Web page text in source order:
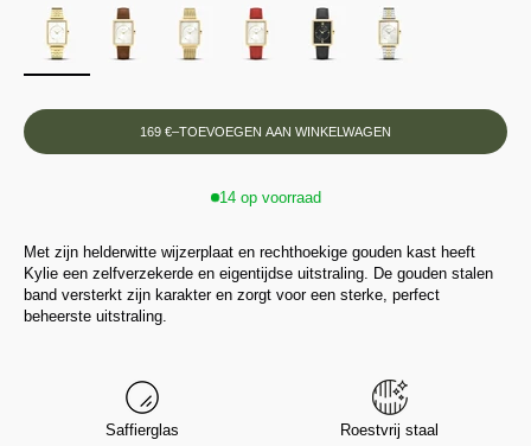
169 €–TOEVOEGEN AAN WINKELWAGEN
14 op voorraad
Met zijn helderwitte wijzerplaat en rechthoekige gouden kast heeft
Kylie een zelfverzekerde en eigentijdse uitstraling. De gouden stalen
band versterkt zijn karakter en zorgt voor een sterke, perfect
beheerste uitstraling.
Saffierglas Roestvrij staal